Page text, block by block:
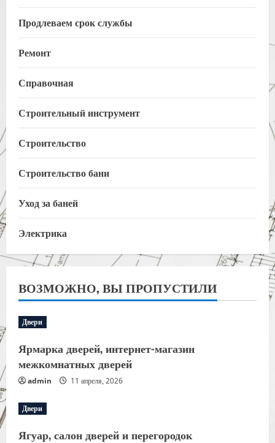
Продлеваем срок службы
Ремонт
Справочная
Строительный инструмент
Строительство
Строительство бани
Уход за баней
Электрика
ВОЗМОЖНО, ВЫ ПРОПУСТИЛИ
Двери
Ярмарка дверей, интернет-магазин
межкомнатных дверей
admin 11 апреля, 2026
Двери
Ягуар, салон дверей и перегородок